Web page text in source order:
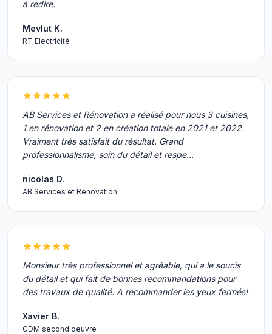
à redire.
Mevlut K.
RT Electricité
AB Services et Rénovation a réalisé pour nous 3 cuisines,
1 en rénovation et 2 en création totale en 2021 et 2022.
Vraiment très satisfait du résultat. Grand
professionnalisme, soin du détail et respe…
nicolas D.
AB Services et Rénovation
Monsieur très professionnel et agréable, qui a le soucis
du détail et qui fait de bonnes recommandations pour
des travaux de qualité. A recommander les yeux fermés!
Xavier B.
GDM second oeuvre